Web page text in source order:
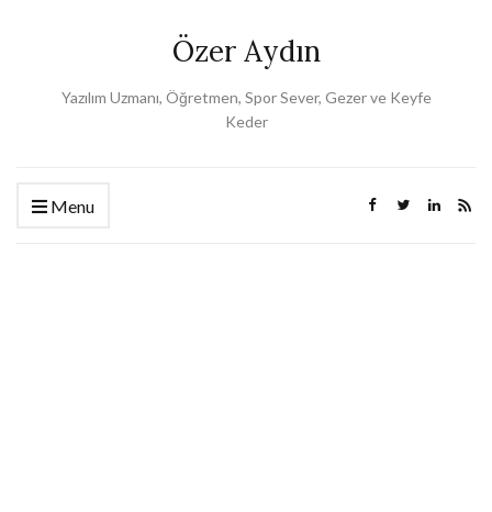
Özer Aydın
Yazılım Uzmanı, Öğretmen, Spor Sever, Gezer ve Keyfe
Keder
Menu